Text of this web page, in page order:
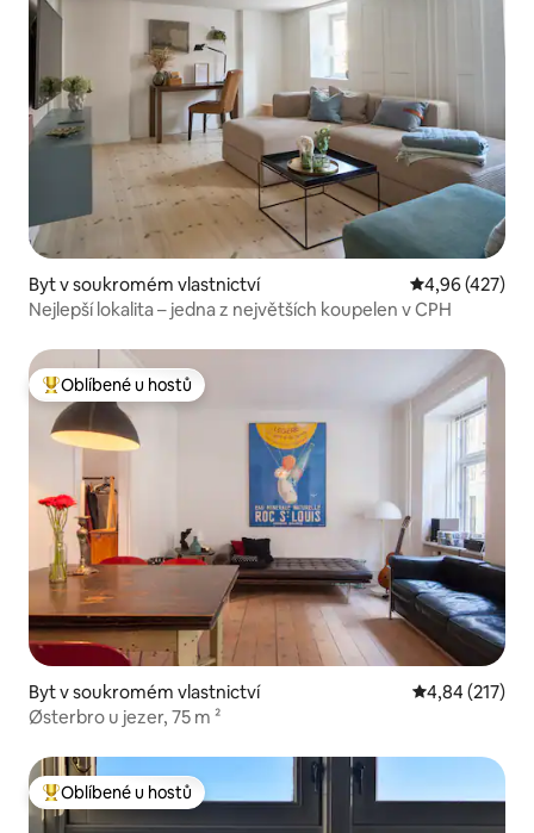
Byt v soukromém vlastnictví Průměrné
4,96 (427)
Nejlepší lokalita – jedna z největších koupelen v CPH
Nejlepší v kategorii Oblíbené u hostů
Oblíbené u hostů
Byt v soukromém vlastnictví Průměrné
4,84 (217)
Østerbro u jezer, 75 m ²
Nejlepší v kategorii Oblíbené u hostů
Oblíbené u hostů